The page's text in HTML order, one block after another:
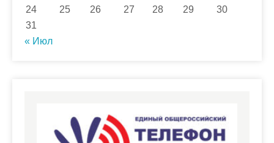
24
25 26 27 28 29
30
31
« Июл